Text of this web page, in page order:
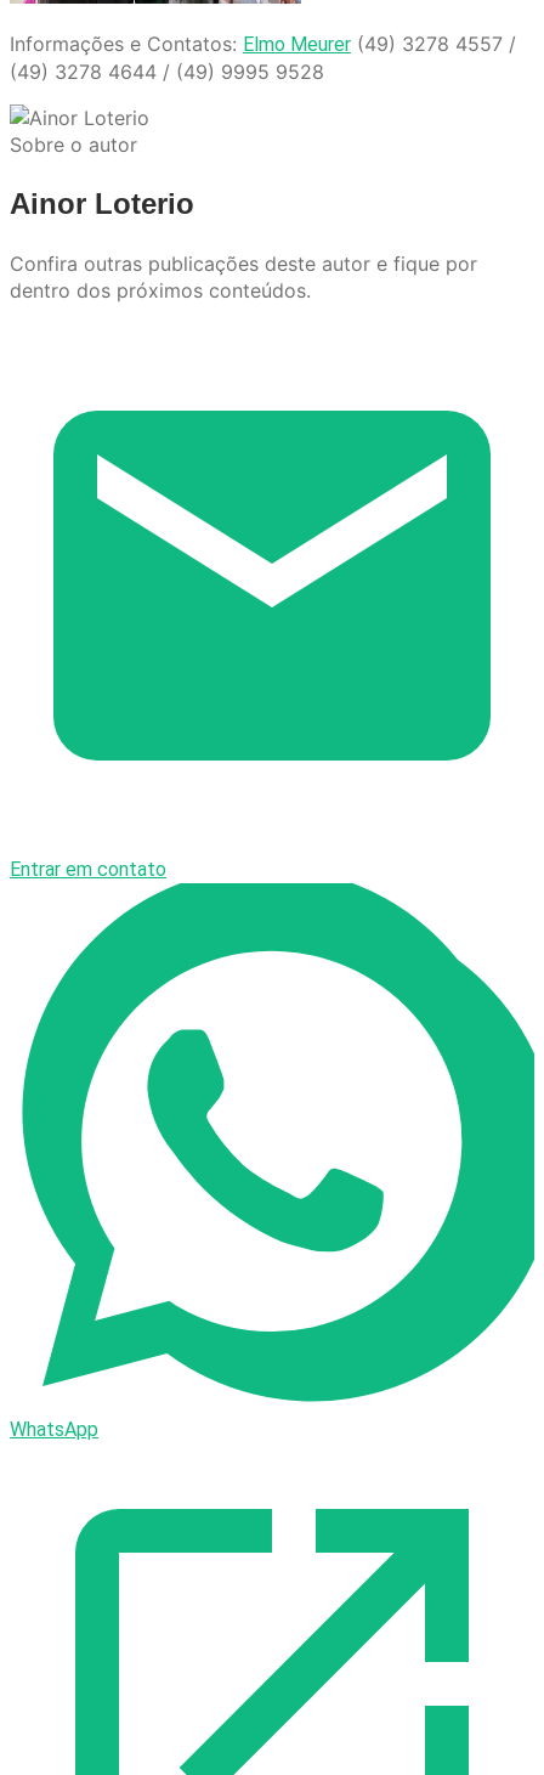
Informações e Contatos: Elmo Meurer (49) 3278 4557 /
(49) 3278 4644 / (49) 9995 9528
Sobre o autor
Ainor Loterio
Confira outras publicações deste autor e fique por
dentro dos próximos conteúdos.
Entrar em contato
WhatsApp